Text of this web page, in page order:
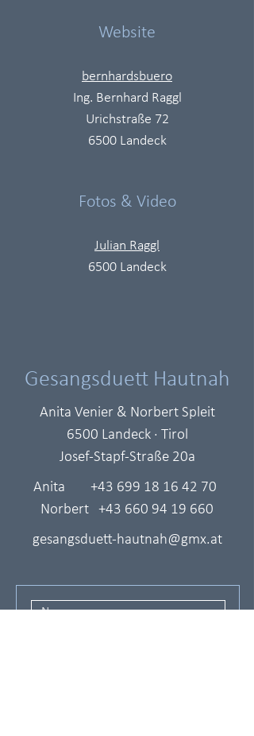
Website
bernhardsbuero
Ing. Bernhard Raggl
Urichstraße 72
6500 Landeck
Fotos & Video
Julian Raggl​
6500 Landeck
Gesangsduett Hautnah
Anita Venier & Norbert Spleit
6500 Landeck · Tirol
Josef-Stapf-Straße 20a
Anita +43 699 18 16 42 70
Norbert +43 660 94 19 660
gesangsduett-hautnah@gmx.at